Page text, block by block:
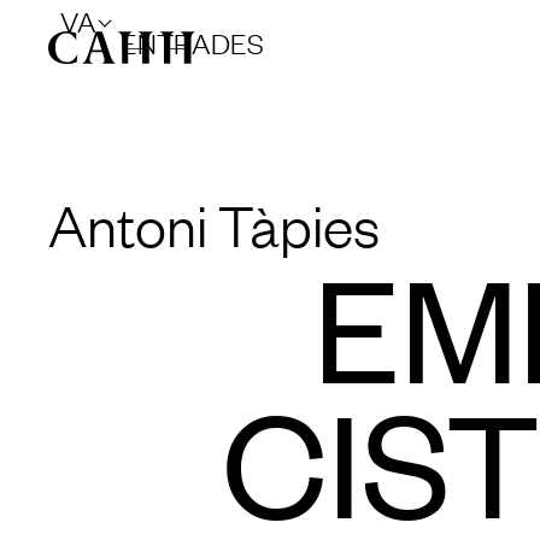
VA
ENTRADES
Antoni Tàpies